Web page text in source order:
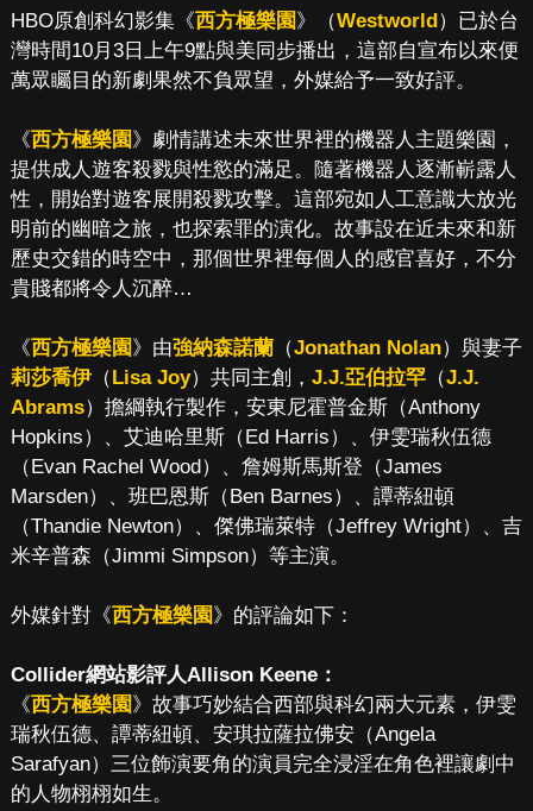
HBO原創科幻影集《西方極樂園》（Westworld）已於台
灣時間10月3日上午9點與美同步播出，這部自宣布以來便
萬眾矚目的新劇果然不負眾望，外媒給予一致好評。
《西方極樂園》劇情講述未來世界裡的機器人主題樂園，
提供成人遊客殺戮與性慾的滿足。隨著機器人逐漸嶄露人
性，開始對遊客展開殺戮攻擊。這部宛如人工意識大放光
明前的幽暗之旅，也探索罪的演化。故事設在近未來和新
歷史交錯的時空中，那個世界裡每個人的感官喜好，不分
貴賤都將令人沉醉…
《西方極樂園》由強納森諾蘭（Jonathan Nolan）與妻子
莉莎喬伊（Lisa Joy）共同主創， J.J.亞伯拉罕（J.J.
Abrams）擔綱執行製作，安東尼霍普金斯（Anthony
Hopkins）、艾迪哈里斯（Ed Harris）、伊雯瑞秋伍德
（Evan Rachel Wood）、詹姆斯馬斯登（James
Marsden）、班巴恩斯（Ben Barnes）、譚蒂紐頓
（Thandie Newton）、傑佛瑞萊特（Jeffrey Wright）、吉
米辛普森（Jimmi Simpson）等主演。
外媒針對《西方極樂園》的評論如下：
Collider網站影評人Allison Keene：
《西方極樂園》故事巧妙結合西部與科幻兩大元素，伊雯
瑞秋伍德、譚蒂紐頓、安琪拉薩拉佛安（Angela
Sarafyan）三位飾演要角的演員完全浸淫在角色裡讓劇中
的人物栩栩如生。